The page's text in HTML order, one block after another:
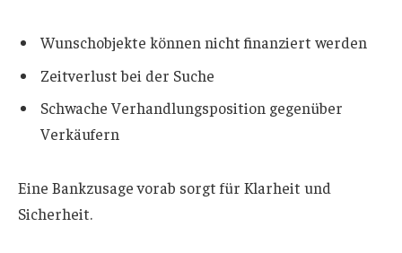
Wunschobjekte können nicht finanziert werden
Zeitverlust bei der Suche
Schwache Verhandlungsposition gegenüber
Verkäufern
Eine Bankzusage vorab sorgt für Klarheit und
Sicherheit.